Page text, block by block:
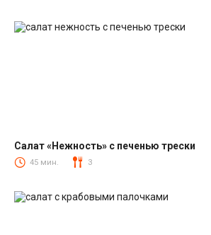
Салаты из печени трески
Салат «Нежность» с печенью трески
45 мин. 3